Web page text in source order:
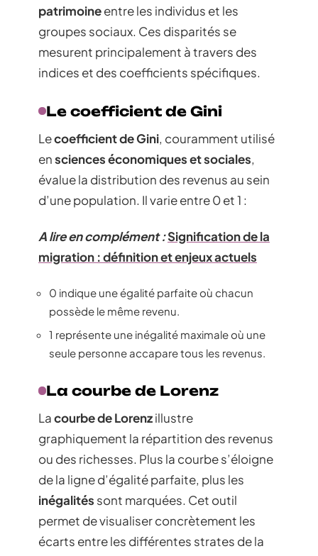
patrimoineentre les individus et les
groupes sociaux. Ces disparités se
mesurent principalement à travers des
indices et des coefficients spécifiques.
Le coefficient de Gini
Lecoefficient de Gini, couramment utilisé
ensciences économiques et sociales,
évalue la distribution des revenus au sein
d’une population. Il varie entre 0 et 1 :
A lire en complément :Signification de la
migration : définition et enjeux actuels
0 indique une égalité parfaite où chacun
possède le même revenu.
1 représente une inégalité maximale où une
seule personne accapare tous les revenus.
La courbe de Lorenz
Lacourbe de Lorenzillustre
graphiquement la répartition des revenus
ou des richesses. Plus la courbe s’éloigne
de la ligne d’égalité parfaite, plus les
inégalités sont marquées. Cet outil
permet de visualiser concrètement les
écarts entre les différentes strates de la